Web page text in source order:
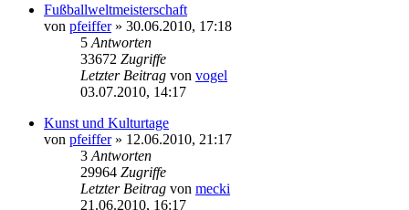
Fußballweltmeisterschaft
von pfeiffer» 30.06.2010, 17:18
5 Antworten
33672 Zugriffe
Letzter Beitrag von vogel
03.07.2010, 14:17
Kunst und Kulturtage
von pfeiffer» 12.06.2010, 21:17
3 Antworten
29964 Zugriffe
Letzter Beitrag von mecki
21.06.2010, 16:17